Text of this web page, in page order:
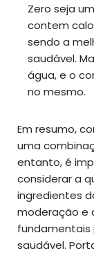
Zero seja
contem
sendo a
saudável.
água, e o
no mesmo.
Em resumo,
uma
entanto, é
considerar a
ingredientes
moderação e
fundamentais
saudável.